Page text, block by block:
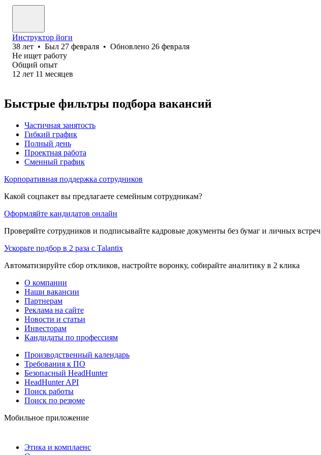
Инструктор йоги
38 лет • Был 27 февраля • Обновлено 26 февраля
Не ищет работу
Общий опыт
12 лет 11 месяцев
Быстрые фильтры подбора вакансий
Частичная занятость
Гибкий график
Полный день
Проектная работа
Сменный график
Корпоративная поддержка сотрудников
Какой соцпакет вы предлагаете семейным сотрудникам?
Оформляйте кандидатов онлайн
Проверяйте сотрудников и подписывайте кадровые документы без бумаг и личных встреч
Ускорьте подбор в 2 раза с Talantix
Автоматизируйте сбор откликов, настройте воронку, собирайте аналитику в 2 клика
О компании
Наши вакансии
Партнерам
Реклама на сайте
Новости и статьи
Инвесторам
Кандидаты по профессиям
Производственный календарь
Требования к ПО
Безопасный HeadHunter
HeadHunter API
Поиск работы
Поиск по резюме
Мобильное приложение
Этика и комплаенс